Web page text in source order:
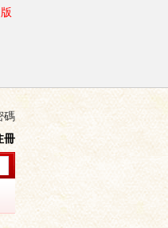
碼
冊